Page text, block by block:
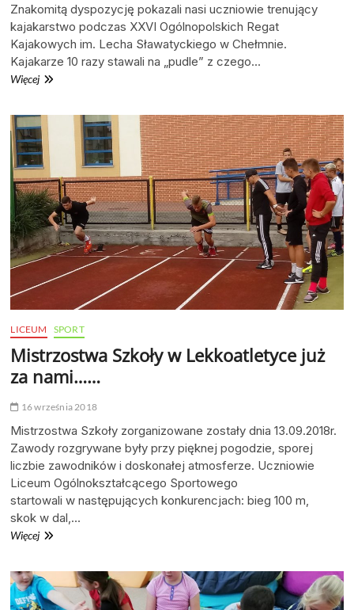
Znakomitą dyspozycję pokazali nasi uczniowie trenujący
kajakarstwo podczas XXVI Ogólnopolskich Regat
Kajakowych im. Lecha Sławatyckiego w Chełmnie.
Kajakarze 10 razy stawali na „pudle” z czego…
WięcejMemoriał
Chełmnie
zdany
na
„siódemkę”
LICEUM SPORT
Mistrzostwa Szkoły w Lekkoatletyce już
za nami……
16 września 2018
Mistrzostwa Szkoły zorganizowane zostały dnia 13.09.2018r.
Zawody rozgrywane były przy pięknej pogodzie, sporej
liczbie zawodników i doskonałej atmosferze. Uczniowie
Liceum Ogólnokształcącego Sportowego
startowali w następujących konkurencjach: bieg 100 m,
skok w dal,…
WięcejMistrzostwa
w
Lekkoatletyce
już